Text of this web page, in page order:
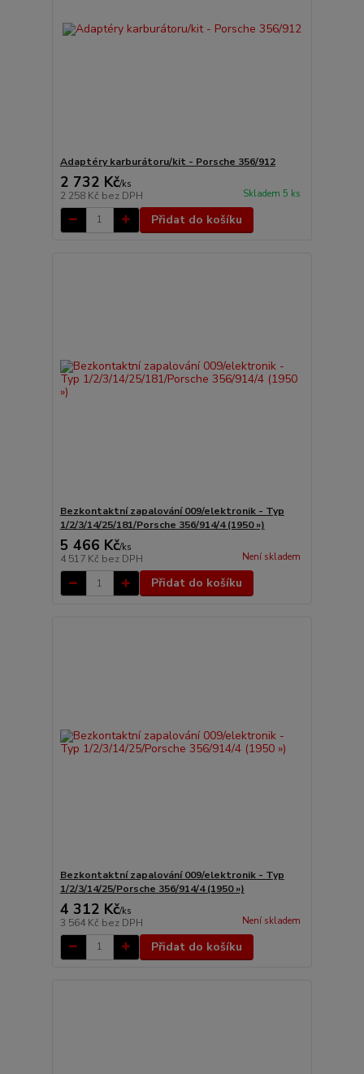
Adaptéry karburátoru/kit - Porsche 356/912
2 732 Kč/ks
2 258 Kč bez DPH Skladem 5 ks
Přidat do košíku
Bezkontaktní zapalování 009/elektronik - Typ
1/2/3/14/25/181/Porsche 356/914/4 (1950 »)
5 466 Kč/ks
4 517 Kč bez DPH Není skladem
Přidat do košíku
Bezkontaktní zapalování 009/elektronik - Typ
1/2/3/14/25/Porsche 356/914/4 (1950 »)
4 312 Kč/ks
3 564 Kč bez DPH Není skladem
Přidat do košíku